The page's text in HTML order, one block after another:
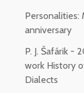
Personalities:
anniversary
P. J. Šafárik -
work History
Dialects